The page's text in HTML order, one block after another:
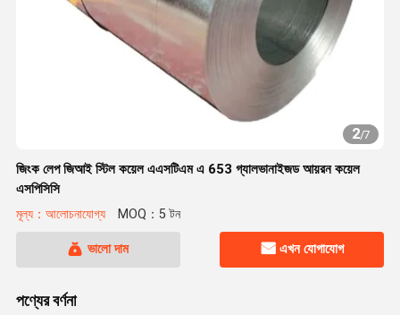
2/7
জিংক লেপ জিআই স্টিল কয়েল এএসটিএম এ 653 গ্যালভানাইজড আয়রন কয়েল
এসপিসিসি
মূল্য：আলোচনাযোগ্য MOQ：5 টন
ভালো দাম এখন যোগাযোগ
পণ্যের বর্ণনা